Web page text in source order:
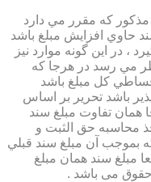
مذكور كه مقرر مي دارد
حاوي افزايش مبلغ باشد
، در اين گونه موارد نيز
مي رسد در هرجا كه
كل مبلغ باشد
باشد تحرير بر اساس
همان تفاوت مبلغ سند
محاسبه حق الثبت و
كه بموجب آن مبلغ سند قبلي
مبلغ سند همان مبلغ
حقوق می باشد .